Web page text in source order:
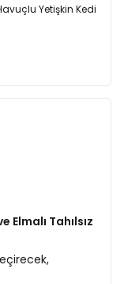
Yetişkin Kedi
Elmalı Tahılsız